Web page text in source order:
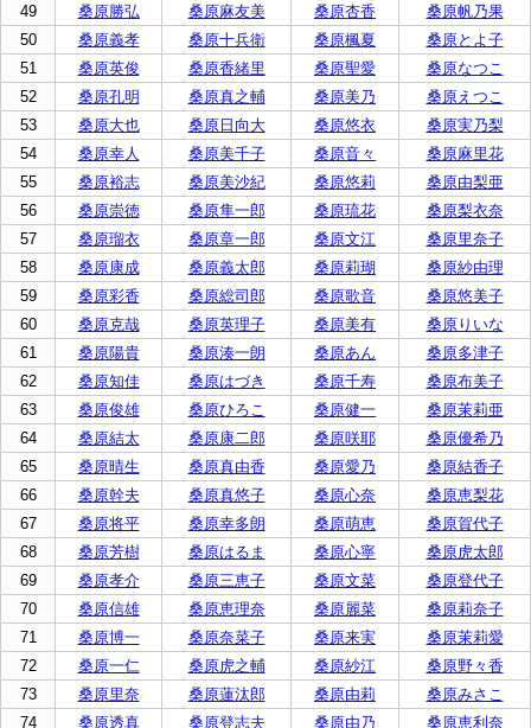
49
桑原勝弘 桑原麻友美 桑原杏香
桑原帆乃果
50
桑原義孝 桑原十兵衛 桑原楓夏
桑原とよ子
51
桑原英俊 桑原香緒里 桑原聖愛
桑原なつこ
52
桑原孔明 桑原真之輔 桑原美乃
桑原えつこ
53
桑原大也 桑原日向大 桑原悠衣
桑原実乃梨
54
桑原幸人 桑原美千子 桑原音々
桑原麻里花
55
桑原裕志 桑原美沙紀 桑原悠莉
桑原由梨亜
56
桑原崇徳 桑原隼一郎 桑原琉花
桑原梨衣奈
57
桑原瑠衣 桑原章一郎 桑原文江
桑原里奈子
58
桑原康成 桑原義太郎 桑原莉瑚
桑原紗由理
59
桑原彩香 桑原総司郎 桑原歌音
桑原悠美子
60
桑原克哉 桑原英理子 桑原美有
桑原りいな
61
桑原陽貴 桑原湊一朗 桑原あん
桑原多津子
62
桑原知佳 桑原はづき 桑原千寿
桑原布美子
63
桑原俊雄 桑原ひろこ 桑原健一
桑原茉莉亜
64
桑原結太 桑原康二郎 桑原咲耶
桑原優希乃
65
桑原晴生 桑原真由香 桑原愛乃
桑原結香子
66
桑原幹夫 桑原真悠子 桑原心奈
桑原恵梨花
67
桑原将平 桑原幸多朗 桑原萌恵
桑原賀代子
68
桑原芳樹 桑原はるま 桑原心寧
桑原虎太郎
69
桑原孝介 桑原三恵子 桑原文菜
桑原登代子
70
桑原信雄 桑原恵理奈 桑原麗菜
桑原莉奈子
71
桑原博一 桑原奈菜子 桑原来実
桑原茉莉愛
72
桑原一仁 桑原虎之輔 桑原紗江
桑原野々香
73
桑原里奈 桑原蓮汰郎 桑原由莉
桑原みさこ
74
桑原透真 桑原登志夫 桑原由乃 桑原恵利奈